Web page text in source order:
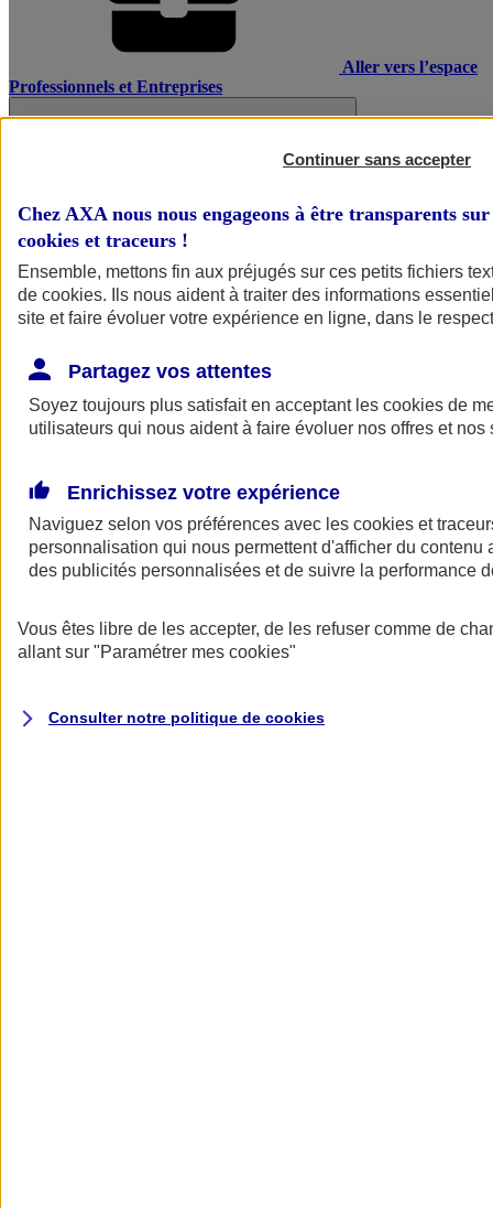
Aller vers l’espace
Professionnels et Entreprises
AXA Assurance
Continuer sans accepter
Chez AXA nous nous engageons à être transparents
cookies et traceurs !
Ensemble, mettons fin aux préjugés sur ces petits fichiers
de cookies. Ils nous aident à traiter des informations
site et faire évoluer votre expérience en ligne, dans le
Partagez vos attentes
Soyez toujours plus satisfait en acceptant les cookies de
utilisateurs qui nous aident à faire évoluer nos offres et nos
Enrichissez votre expérience
Naviguez selon vos préférences avec les cookies et
personnalisation qui nous permettent d'afficher du contenu
des publicités personnalisées et de suivre la performance
Vous êtes libre de les accepter, de les refuser comme de
allant sur "Paramétrer mes cookies"
Consulter notre politique de cookies